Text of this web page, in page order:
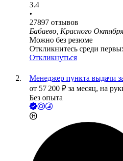
3.4
•
27897 отзывов
Бабаево, Красного
Можно без резюме
Откликнитесь среди
Откликнуться
Менеджер пункта выдачи
от 57 200 ₽ за месяц, на
Без опыта